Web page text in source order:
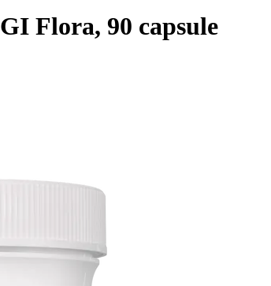
GI Flora, 90 capsule